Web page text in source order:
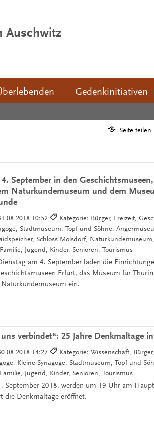
Auschwitz
Gedenkinitiativen
Seite teilen
September in den
Naturkundemuseum und dem
10:52
Kategorie: Bürger, Freizeit,
Stadtmuseum, Topf und Söhne,
Schloss Molsdorf, Naturkundemuseum,
Jugend, Kinder, Senioren, Tourismus
am 4. September laden die
Erfurt, das Museum für
ein.
verbindet“: 25 Jahre Denkmaltage
14:27
Kategorie: Wissenschaft,
Kleine Synagoge, Stadtmuseum, Topf und
Jugend, Kinder, Senioren, Tourismus
September 2018, werden um 19 Uhr am
die Denkmaltage eröffnet.